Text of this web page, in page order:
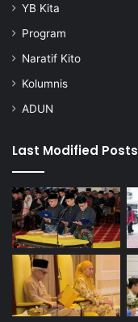
YB Kita
Program
Naratif Kito
Kolumnis
ADUN
Last Modified Posts